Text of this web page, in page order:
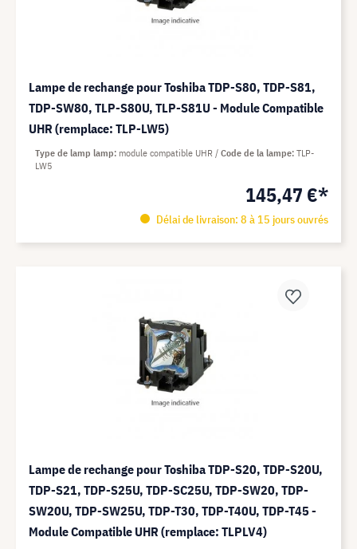
Lampe de rechange pour Toshiba TDP-S80, TDP-S81,
TDP-SW80, TLP-S80U, TLP-S81U - Module Compatible
UHR (remplace: TLP-LW5)
145,47 €*
Délai de livraison: 8 à 15 jours ouvrés
Type de lamp lamp module compatible UHR Code de la lampe TLP-
LW5
Lampe de rechange pour Toshiba TDP-S20, TDP-S20U,
TDP-S21, TDP-S25U, TDP-SC25U, TDP-SW20, TDP-
SW20U, TDP-SW25U, TDP-T30, TDP-T40U, TDP-T45 -
Module Compatible UHR (remplace: TLPLV4)